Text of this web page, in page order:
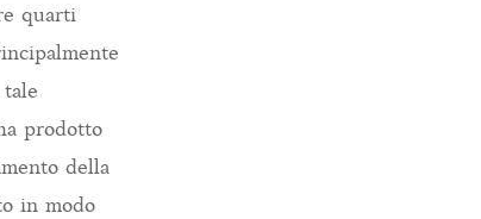
quarti
prodotto
della
in modo